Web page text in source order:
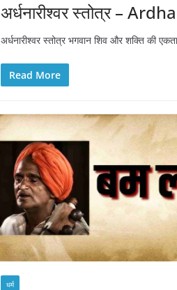
अर्धनारीश्वर स्तोत्र –
अर्धनारीश्वर स्तोत्र भगवान शिव और शक्ति की
Read More
धर्म